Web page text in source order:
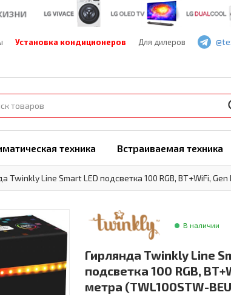
Установка кондиционеров Для дилеров
техника Встраиваемая техника
Twinkly Line Smart LED подсветка 100 RGB, BT+WiFi, Gen
В наличии
Гирлянда Twinkly Line
подсветка 100 RGB,
метра (TWL100STW-